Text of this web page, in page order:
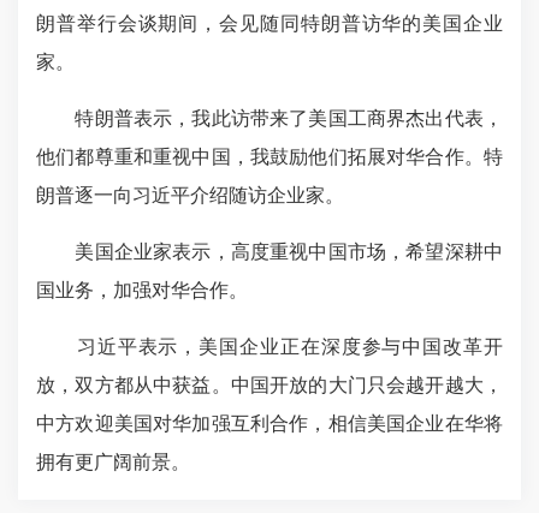
朗普举行会谈期间，会见随同特朗普访华的美国企业
家。
特朗普表示，我此访带来了美国工商界杰出代表，
他们都尊重和重视中国，我鼓励他们拓展对华合作。特
朗普逐一向习近平介绍随访企业家。
美国企业家表示，高度重视中国市场，希望深耕中
国业务，加强对华合作。
习近平表示，美国企业正在深度参与中国改革开
放，双方都从中获益。中国开放的大门只会越开越大，
中方欢迎美国对华加强互利合作，相信美国企业在华将
拥有更广阔前景。